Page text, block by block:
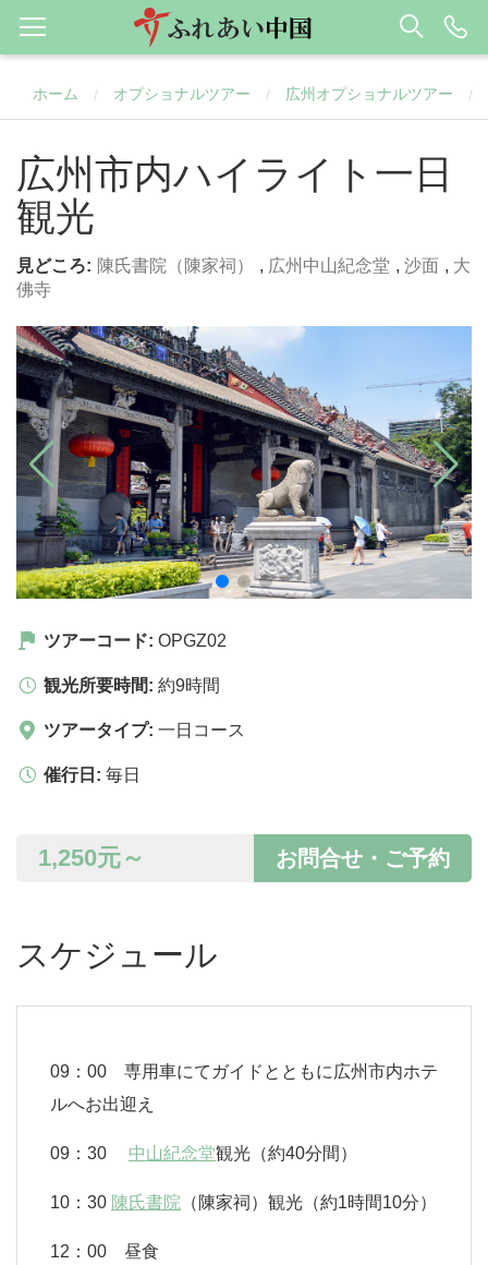
ホーム / オプショナルツアー / 広州オプショナルツアー /
広州市内ハイライト一日
観光
見どころ: 陳氏書院（陳家祠） , 広州中山紀念堂 , 沙面 , 大
佛寺
ツアーコード: OPGZ02
観光所要時間: 約9時間
ツアータイプ: 一日コース
催行日: 毎日
お問合せ・ご予約
1,250元～
スケジュール
09：00 専用車にてガイドとともに広州市内ホテ
ルへお出迎え
09：30 中山紀念堂観光（約40分間）
10：30 陳氏書院 （陳家祠） 観光（約1時間10分）
12：00 昼食